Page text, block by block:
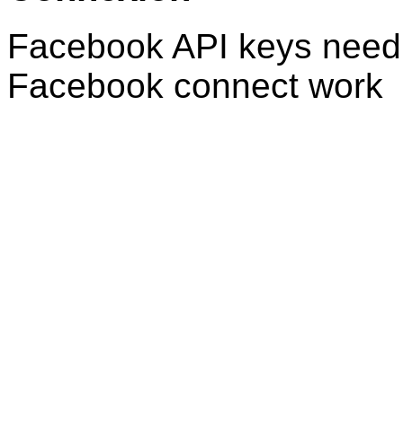
Facebook API keys
Facebook connect work